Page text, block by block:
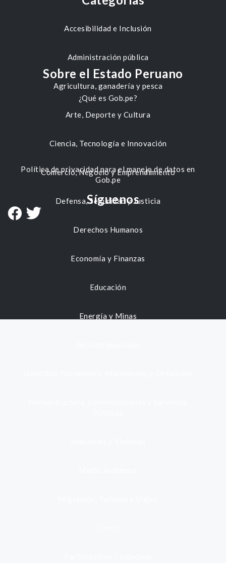
Accesibilidad e Inclusión
Administración pública
Agricultura, ganadería y pesca
Arte, Deporte y Cultura
Ciencia, Tecnología e Innovación
Comercio, Negocio y Emprendimiento
Defensa, Seguridad y Justicia
Derechos Humanos
Economía y Finanzas
Educación
Energía y Minas
Sobre el Estado Peruano
¿Qué es Gob.pe?
Política de privacidad para el manejo de datos en
Gob.pe
Síguenos